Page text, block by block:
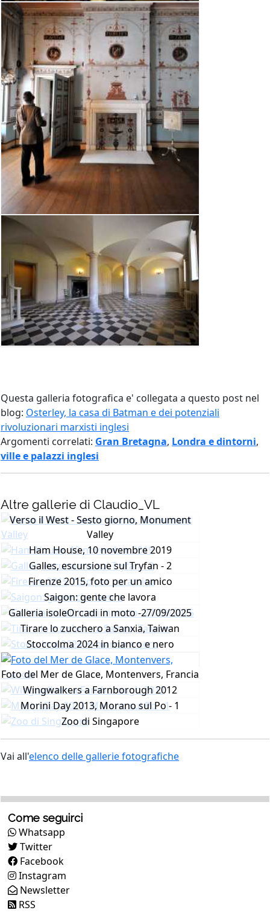
Questa galleria fotografica e' collegata a questo post nel
blog: Osterley, la casa di Batman e dei potenziali
rivoluzionari marxisti inglesi
Argomenti correlati: Gran Bretagna, Londra e dintorni,
ville e palazzi inglesi
Altre gallerie di Claudio_VL
Verso il West - Sesto giorno, Monument
Valley
Ham House, 10 novembre 2019
Galles, escursione sul Tryfan - 2
Firenze 2015, foto per un amico
Saigon: gente che lavora
Galleria isoleOrcadi in moto -27/09/2025
Tirare lo zucchero a Sanxia, Taiwan
Stoccolma 2024 in bianco e nero
Foto del Mer de Glace, Montenvers, Francia
Wingwalkers a Farnborough 2012
Morini Day 2013, Morano sul Po - 1
Zoo di Singapore
Vai all'elenco delle gallerie fotografiche
Come seguirci
Whatsapp
Twitter
Facebook
Instagram
Newsletter
RSS